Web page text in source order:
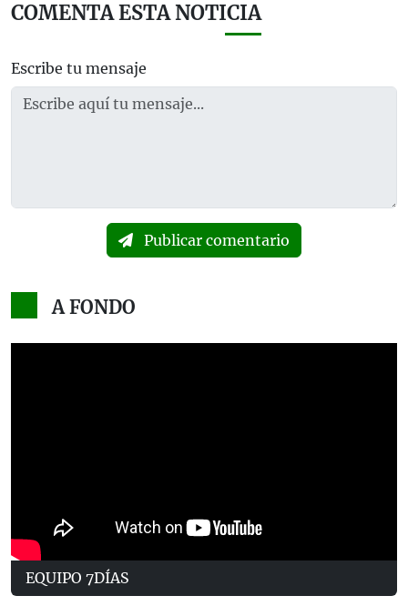
COMENTA ESTA NOTICIA
Escribe tu mensaje
Publicar comentario
A FONDO
EQUIPO 7DÍAS